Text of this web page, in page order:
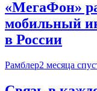
«МегаФон»
мобильный
в России
Рамблер2 месяца